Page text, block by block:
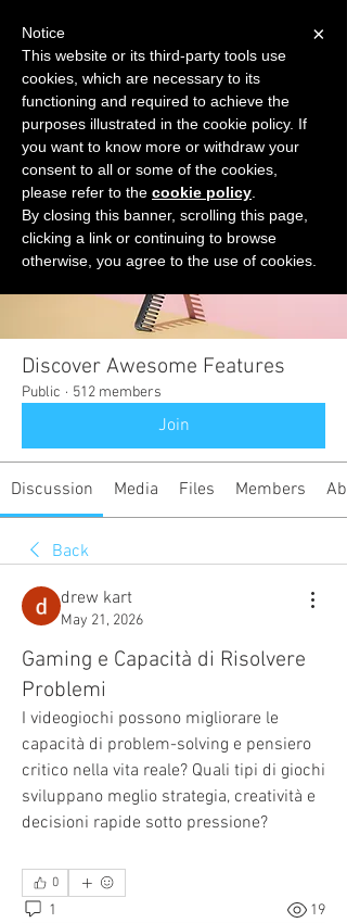
START FOR FREE Ask Valkyrie
Groups
Discover Awesome Features
Public · 512 members
Join
Discussion Media Files Members
Back
drew kart
May 21, 2026
Gaming e Capacità di Risolvere
Problemi
I videogiochi possono migliorare le
capacità di problem-solving e pensiero
critico nella vita reale? Quali tipi di giochi
sviluppano meglio strategia, creatività e
decisioni rapide sotto pressione?
0
1 19
×
Notice
This website or its third-party tools use
cookies, which are necessary to its
functioning and required to achieve the
purposes illustrated in the cookie policy. If
you want to know more or withdraw your
consent to all or some of the cookies,
please refer to the cookie policy
By closing this banner, scrolling this page,
clicking a link or continuing to browse
otherwise, you agree to the use of cookies.